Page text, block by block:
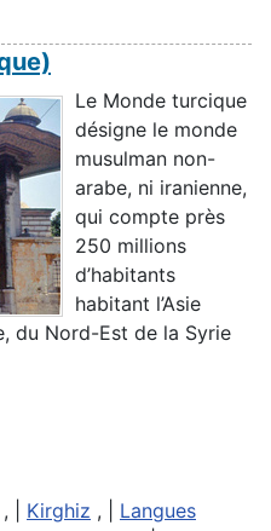
Le Monde turcique
désigne le monde
musulman non-
arabe, ni iranienne,
qui compte près
250 millions
d’habitants
habitant l’Asie
du Nord-Est de la Syrie
, | Kirghiz , | Langues